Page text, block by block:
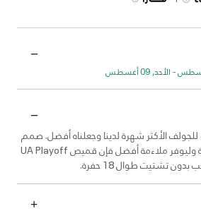
الأكثر شهرة لدينا وجعلناه أفضل. صمم
ليكون أكثر تهوية وأكثر مرونة وليوفر ملاءمة أفضل فإن قميص UA Playoff